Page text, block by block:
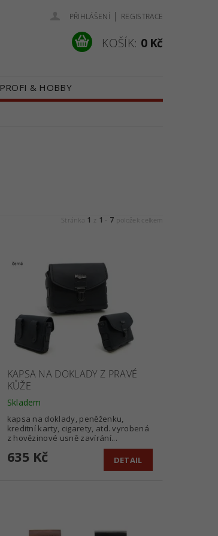
PŘIHLÁŠENÍ | REGISTRACE
KOŠÍK: 0 Kč
PROFI & HOBBY
Stránka 1 z 1 7 položek celkem
KAPSA NA DOKLADY Z PRAVÉ
KŮŽE
Skladem
kapsa na doklady, peněženku,
kreditní karty, cigarety, atd. vyrobená
z hovězinové usně zavírání...
635 Kč DETAIL